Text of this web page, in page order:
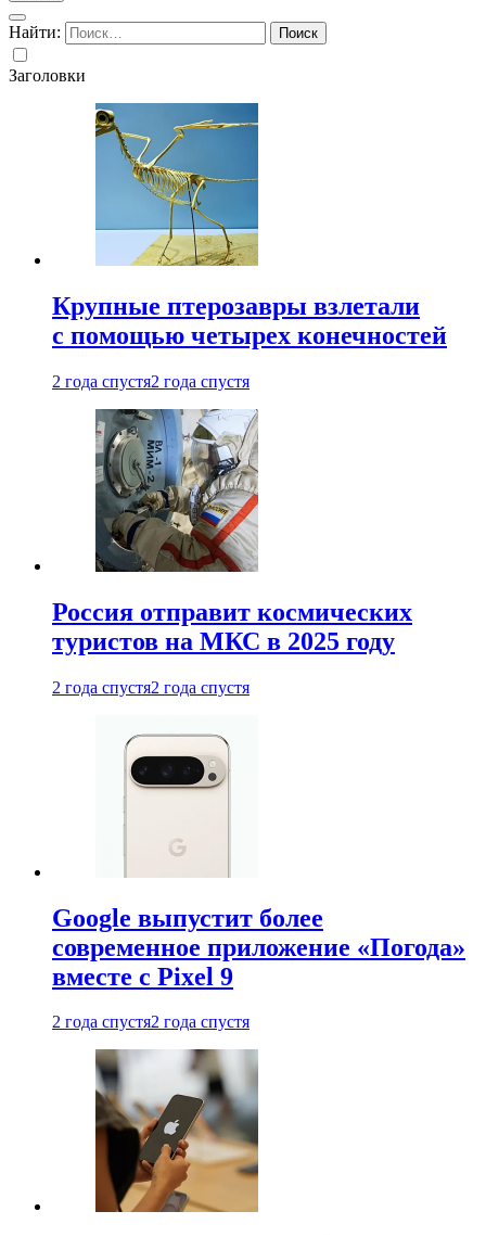
Найти:
Заголовки
Крупные птерозавры взлетали
с помощью четырех конечностей
2 года спустя2 года спустя
Россия отправит космических
туристов на МКС в 2025 году
2 года спустя2 года спустя
Google выпустит более
современное приложение «Погода»
вместе с Pixel 9
2 года спустя2 года спустя